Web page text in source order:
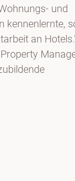
und
kennenlernte,
an